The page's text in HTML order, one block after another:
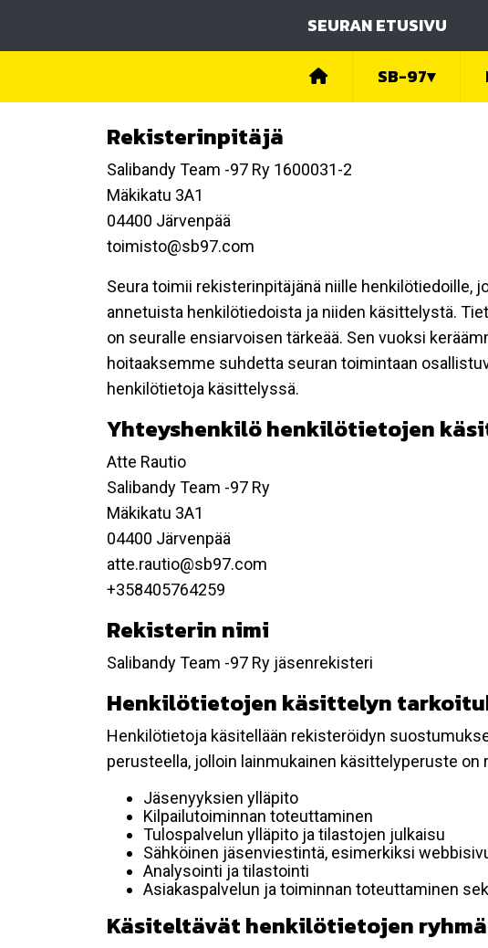
SEURAN ETUSIVU
SB-97▾
Rekisterinpitäjä
Salibandy Team -97 Ry 1600031-2
Mäkikatu 3A1
04400 Järvenpää
toimisto@sb97.com
Seura toimii rekisterinpitäjänä niille henkilötiedoille,
annetuista henkilötiedoista ja niiden käsittelystä.
on seuralle ensiarvoisen tärkeää. Sen vuoksi
hoitaaksemme suhdetta seuran toimintaan
henkilötietoja käsittelyssä.
Yhteyshenkilö henkilötietojen
Atte Rautio
Salibandy Team -97 Ry
Mäkikatu 3A1
04400 Järvenpää
atte.rautio@sb97.com
+358405764259
Rekisterin nimi
Salibandy Team -97 Ry jäsenrekisteri
Henkilötietojen käsittelyn
Henkilötietoja käsitellään rekisteröidyn
perusteella, jolloin lainmukainen käsittelyperuste
Jäsenyyksien ylläpito
Kilpailutoiminnan toteuttaminen
Tulospalvelun ylläpito ja tilastojen julkaisu
Sähköinen jäsenviestintä, esimerkiksi
Analysointi ja tilastointi
Asiakaspalvelun ja toiminnan toteuttaminen
Käsiteltävät henkilötietojen